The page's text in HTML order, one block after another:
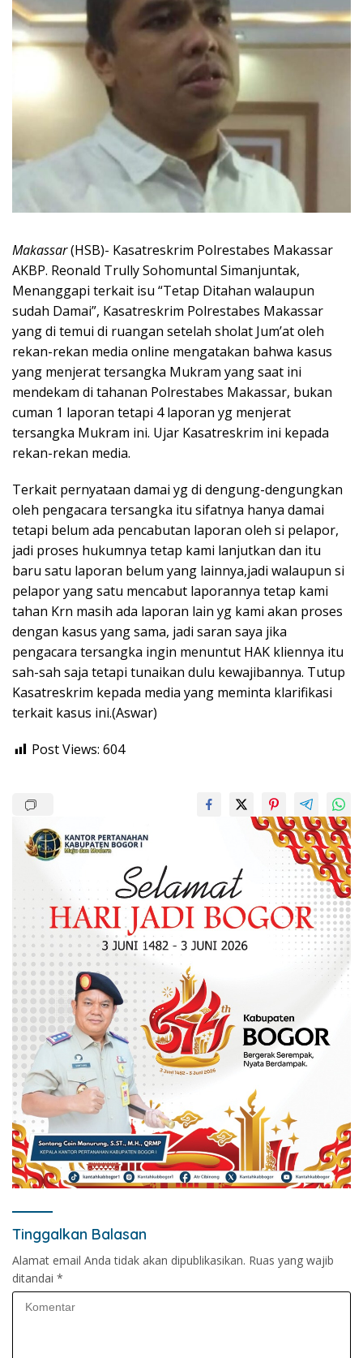
Makassar(HSB)- Kasatreskrim Polrestabes Makassar
AKBP. Reonald Trully Sohomuntal Simanjuntak,
Menanggapi terkait isu “Tetap Ditahan walaupun
sudah Damai”, Kasatreskrim Polrestabes Makassar
yang di temui di ruangan setelah sholat Jum’at oleh
rekan-rekan media online mengatakan bahwa kasus
yang menjerat tersangka Mukram yang saat ini
mendekam di tahanan Polrestabes Makassar, bukan
cuman 1 laporan tetapi 4 laporan yg menjerat
tersangka Mukram ini. Ujar Kasatreskrim ini kepada
rekan-rekan media.
Terkait pernyataan damai yg di dengung-dengungkan
oleh pengacara tersangka itu sifatnya hanya damai
tetapi belum ada pencabutan laporan oleh si pelapor,
jadi proses hukumnya tetap kami lanjutkan dan itu
baru satu laporan belum yang lainnya,jadi walaupun si
pelapor yang satu mencabut laporannya tetap kami
tahan Krn masih ada laporan lain yg kami akan proses
dengan kasus yang sama, jadi saran saya jika
pengacara tersangka ingin menuntut HAK kliennya itu
sah-sah saja tetapi tunaikan dulu kewajibannya. Tutup
Kasatreskrim kepada media yang meminta klarifikasi
terkait kasus ini.(Aswar)
Post Views: 604
Tinggalkan Balasan
Alamat email Anda tidak akan dipublikasikan. Ruas yang wajib
ditandai *